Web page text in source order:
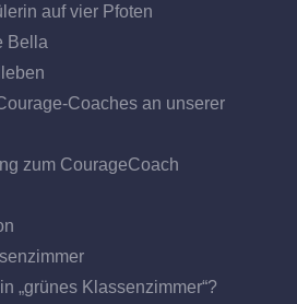
auf vier Pfoten
Bella
Coaches an unserer
zum CourageCoach
„grünes Klassenzimmer“?